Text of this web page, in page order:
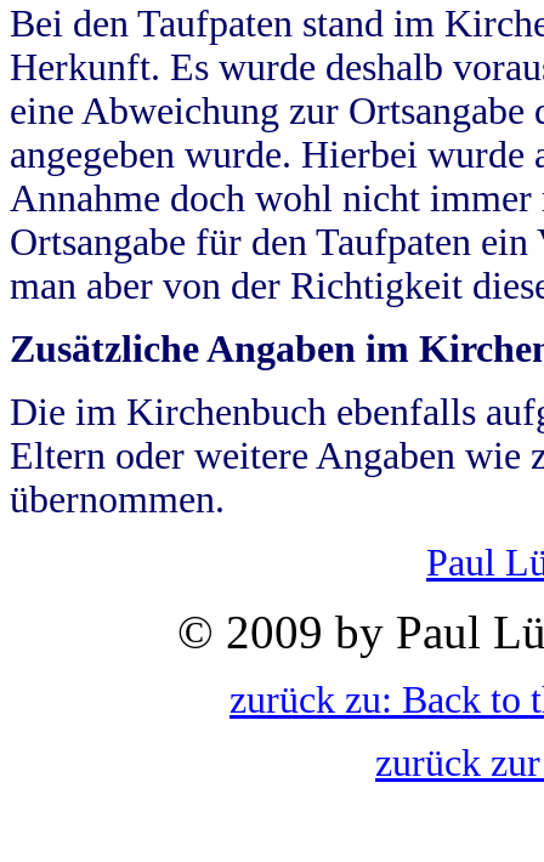
Bei den Taufpaten stand im
Herkunft. Es wurde deshalb
eine Abweichung zur
angegeben wurde. Hierbei wurde
Annahme doch wohl nicht
Ortsangabe für den Taufpaten
man aber von der Richtigkeit
Zusätzliche Angaben im
Die im Kirchenbuch ebenfalls
Eltern oder weitere Angaben wie
übernommen.
Paul
© 2009 by Paul
zurück zu: Back to
zurück